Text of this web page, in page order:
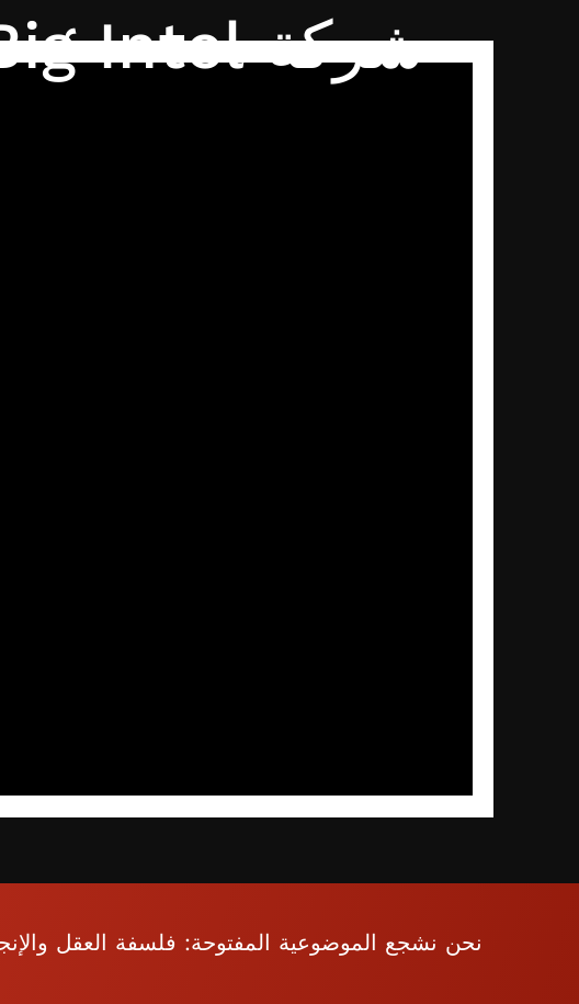
نحن نشجع الموضوعية المفتوحة: فلسفة العقل